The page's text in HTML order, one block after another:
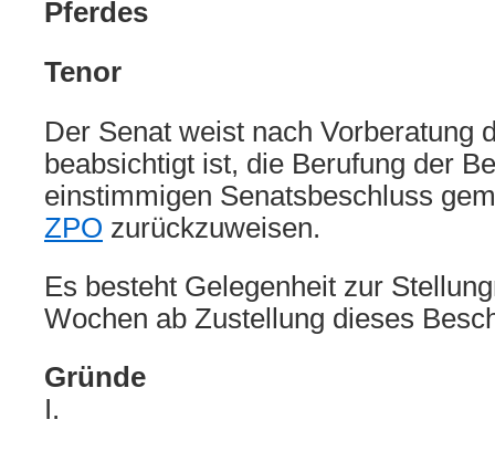
Pferdes
Tenor
Der Senat weist nach Vorberatung
beabsichtigt ist, die Berufung der
einstimmigen Senatsbeschluss
ZPO zurückzuweisen.
Es besteht Gelegenheit zur
Wochen ab Zustellung dieses
Gründe
I.